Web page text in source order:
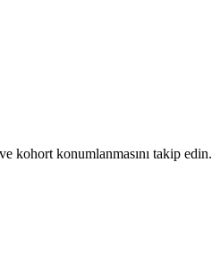
kohort konumlanmasını takip edin.